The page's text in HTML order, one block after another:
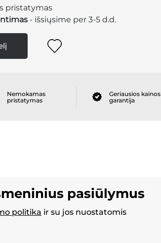
pristatymas
- išsiųsime per 3-5 d.d.
Nemokamas
pristatymas
Geriausios kainos
garantija
pasiūlymus
politika ir su jos nuostatomis